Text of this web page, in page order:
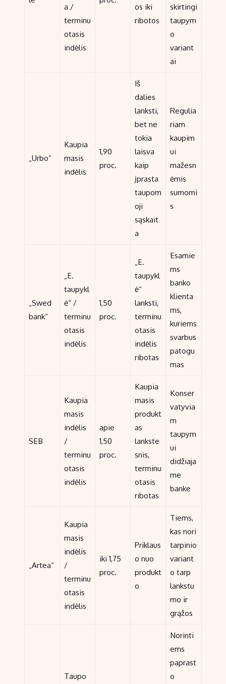
a /
terminu
otasis
indėlis
os iki
ribotos
skirtingi
taupym
o
variant
ai
„Urbo“
Kaupia
masis
indėlis
1,90
proc.
Iš
dalies
lanksti,
bet ne
tokia
laisva
kaip
įprasta
taupom
oji
sąskait
a
Regulia
riam
kaupim
ui
mažesn
ėmis
sumomi
s
„Swed
bank“
„E.
taupykl
ė“ /
terminu
otasis
indėlis
1,50
proc.
„E.
taupykl
ė“
lanksti,
terminu
otasis
indėlis
ribotas
Esamie
ms
banko
klienta
ms,
kuriems
svarbus
patogu
mas
SEB
Kaupia
masis
indėlis
/
terminu
otasis
indėlis
apie
1,50
proc.
Kaupia
masis
produkt
as
lankste
snis,
terminu
otasis
ribotas
Konser
vatyvia
m
taupym
ui
didžiaja
me
banke
„Artea“
Kaupia
masis
indėlis
/
terminu
otasis
indėlis
iki 1,75
proc.
Priklaus
o nuo
produkt
o
Tiems,
kas nori
tarpinio
variant
o tarp
lankstu
mo ir
grąžos
Taupo
Norinti
ems
paprast
o